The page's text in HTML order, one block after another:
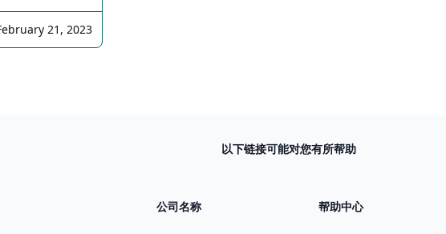
21, 2023
以下链接可能对您有所帮助
公司名称 帮助中心